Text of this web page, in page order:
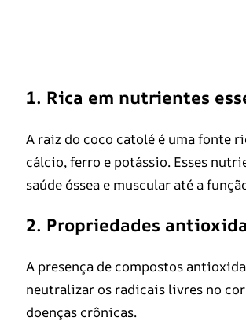
1. Rica em nutrientes
A raiz do coco catolé é uma fonte
cálcio, ferro e potássio. Esses
saúde óssea e muscular até a
2. Propriedades
A presença de compostos
neutralizar os radicais livres no
doenças crônicas.